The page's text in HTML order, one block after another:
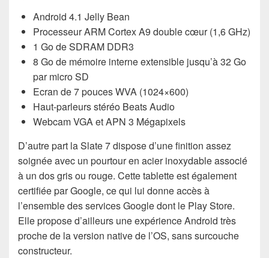
Android 4.1 Jelly Bean
Processeur ARM Cortex A9 double cœur (1,6 GHz)
1 Go de SDRAM DDR3
8 Go de mémoire interne extensible jusqu’à 32 Go
par micro SD
Ecran de 7 pouces WVA (1024×600)
Haut-parleurs stéréo Beats Audio
Webcam VGA et APN 3 Mégapixels
D’autre part la Slate 7 dispose d’une finition assez
soignée avec un pourtour en acier inoxydable associé
à un dos gris ou rouge. Cette tablette est également
certifiée par Google, ce qui lui donne accès à
l’ensemble des services Google dont le Play Store.
Elle propose d’ailleurs une expérience Android très
proche de la version native de l’OS, sans surcouche
constructeur.